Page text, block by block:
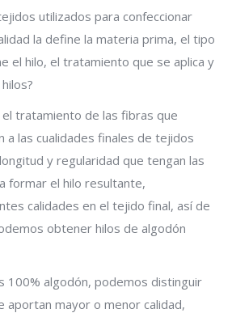
utilizados para confeccionar
la define la materia prima, el tipo
el hilo, el tratamiento que se aplica y
tratamiento de las fibras que
a las cualidades finales de tejidos
y regularidad que tengan las
formar el hilo resultante,
calidades en el tejido final, así de
obtener hilos de algodón
100% algodón, podemos distinguir
aportan mayor o menor calidad,